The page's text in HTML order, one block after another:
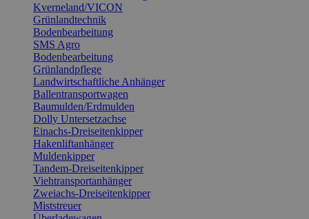
Kverneland/VICON
Grünlandtechnik
Bodenbearbeitung
SMS Agro
Bodenbearbeitung
Grünlandpflege
Landwirtschaftliche Anhänger
Ballentransportwagen
Baumulden/Erdmulden
Dolly Untersetzachse
Einachs-Dreiseitenkipper
Hakenliftanhänger
Muldenkipper
Tandem-Dreiseitenkipper
Viehtransportanhänger
Zweiachs-Dreiseitenkipper
Miststreuer